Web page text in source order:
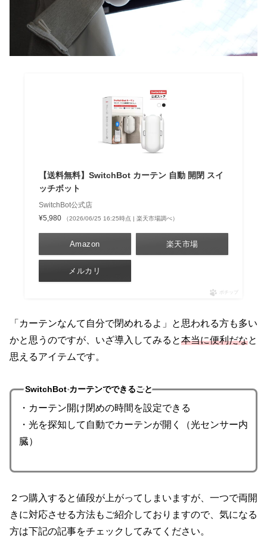
【送料無料】SwitchBot カーテン 自動 開閉 スイ
ッチボット
SwitchBot公式店
¥5,980
（2026/06/25 16:25時点 | 楽天市場調べ）
Amazon 楽天市場
メルカリ
ポチップ
「カーテンなんて自分で閉めれるよ」と思われる方も多い
かと思うのですが、いざ導入してみると本当に便利だなと
思えるアイテムです。
SwitchBot カーテンでできること
・カーテン開け閉めの時間を設定できる
・光を探知して自動でカーテンが開く（光センサー内
臓）
２つ購入すると値段が上がってしまいますが、一つで両開
きに対応させる方法もご紹介しておりますので、気になる
方は下記の記事をチェックしてみてください。